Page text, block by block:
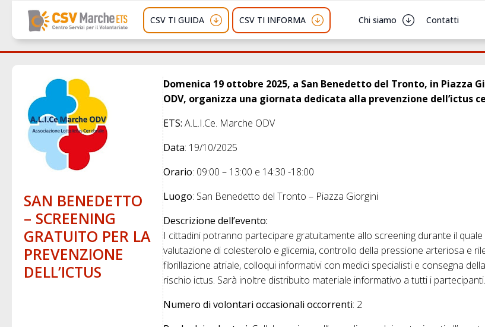
CSV TI GUIDA CSV TI INFORMA Chi siamo Contatti
SAN BENEDETTO
– SCREENING
GRATUITO PER LA
PREVENZIONE
DELL’ICTUS
Domenica 19 ottobre 2025, a San Benedetto del Tronto, in Piazza
ODV, organizza una giornata dedicata alla prevenzione dell’ictus
ETS: A.L.I.Ce. Marche ODV
Data: 19/10/2025
Orario: 09:00 – 13:00 e 14:30 -18:00
Luogo: San Benedetto del Tronto – Piazza Giorgini
Descrizione dell’evento:
I cittadini potranno partecipare gratuitamente allo screening durante il
valutazione di colesterolo e glicemia, controllo della pressione arteriosa e
fibrillazione atriale, colloqui informativi con medici specialisti e consegna
rischio ictus. Sarà inoltre distribuito materiale informativo a tutti i partecipanti.
Numero di volontari occasionali occorrenti: 2